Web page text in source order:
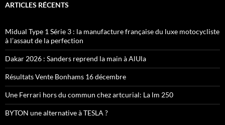
ARTICLES RÉCENTS
Midual Type 1 Série 3 : la manufacture française du luxe motocycliste
à l’assaut de la perfection
Dakar 2026 : Sanders reprend la main à AlUla
Résultats Vente Bonhams 16 décembre
Une Ferrari hors du commun chez artcurial: La lm 250
BYTON une alternative à TESLA ?